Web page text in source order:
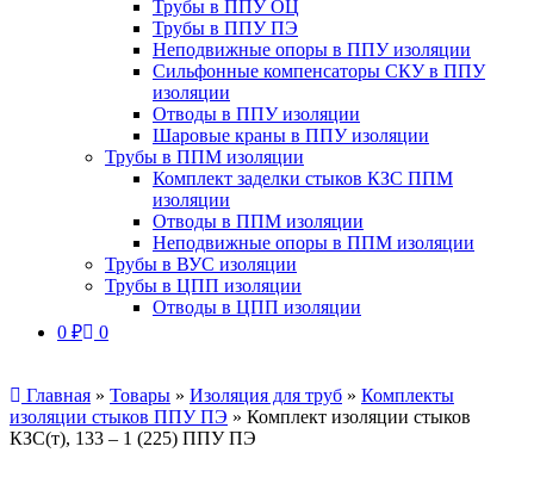
Трубы в ППУ ОЦ
Трубы в ППУ ПЭ
Неподвижные опоры в ППУ изоляции
Сильфонные компенсаторы СКУ в ППУ
изоляции
Отводы в ППУ изоляции
Шаровые краны в ППУ изоляции
Трубы в ППМ изоляции
Комплект заделки стыков КЗС ППМ
изоляции
Отводы в ППМ изоляции
Неподвижные опоры в ППМ изоляции
Трубы в ВУС изоляции
Трубы в ЦПП изоляции
Отводы в ЦПП изоляции
0 ₽ 0
Главная » Товары » Изоляция для труб » Комплекты
изоляции стыков ППУ ПЭ » Комплект изоляции стыков
КЗС(т), 133 – 1 (225) ППУ ПЭ